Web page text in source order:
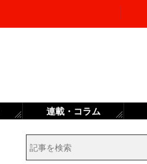
連載・コラム